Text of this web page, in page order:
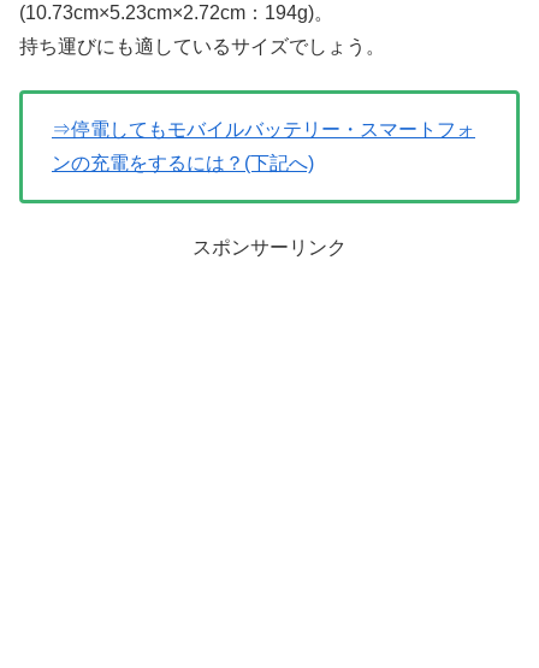
(10.73cm×5.23cm×2.72cm：194g)。
持ち運びにも適しているサイズでしょう。
⇒停電してもモバイルバッテリー・スマートフォ
ンの充電をするには？(下記へ)
スポンサーリンク